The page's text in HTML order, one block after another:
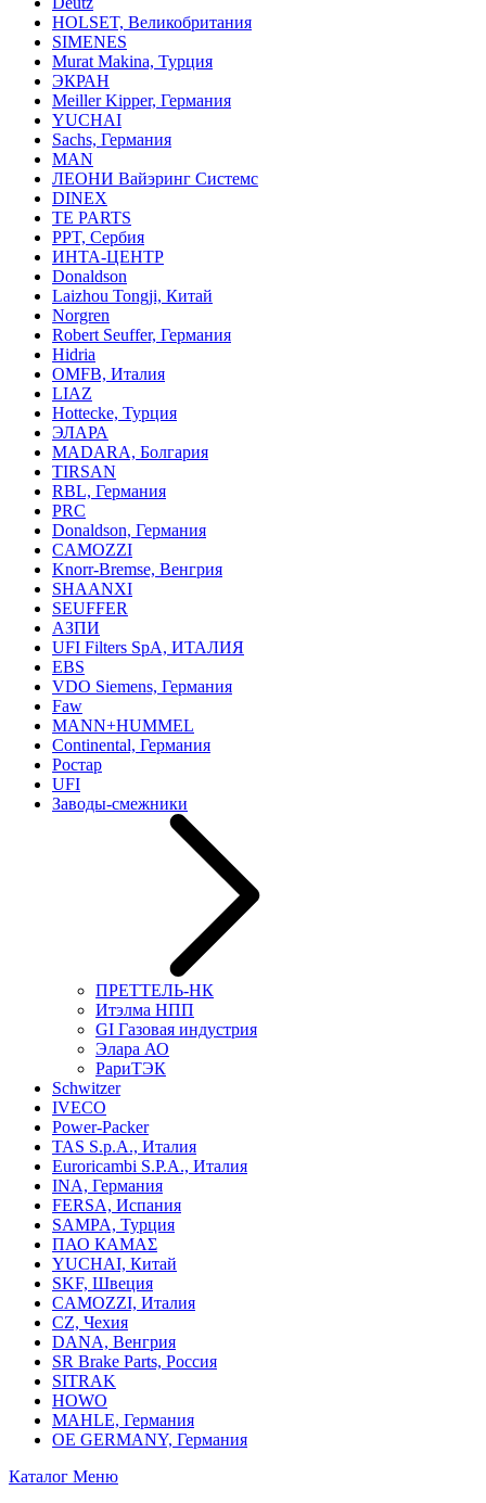
HOLSET, Великобритания
SIMENES
Murat Makina, Турция
ЭКРАН
Meiller Kipper, Германия
YUCHAI
Sachs, Германия
MAN
ЛЕОНИ Вайэринг Системс
DINEX
TE PARTS
PPT, Сербия
ИНТА-ЦЕНТР
Donaldson
Laizhou Tongji, Китай
Norgren
Robert Seuffer, Германия
Hidria
OMFB, Италия
LIAZ
Hottecke, Турция
ЭЛАРА
MADARA, Болгария
TIRSAN
RBL, Германия
PRC
Donaldson, Германия
CAMOZZI
Knorr-Bremse, Венгрия
SHAANXI
SEUFFER
АЗПИ
UFI Filters SpA, ИТАЛИЯ
EBS
VDO Siemens, Германия
Faw
MANN+HUMMEL
Continental, Германия
Ростар
UFI
Заводы-смежники
ПРЕТТЕЛЬ-НК
Итэлма НПП
GI Газовая индустрия
Элара АО
РариТЭК
Schwitzer
IVECO
Power-Packer
TAS S.p.A., Италия
Euroricambi S.P.A., Италия
INA, Германия
FERSA, Испания
SAMPA, Турция
ПАО КАМАΣ
YUCHAI, Китай
SKF, Швеция
CAMOZZI, Италия
CZ, Чехия
DANA, Венгрия
SR Brake Parts, Россия
SITRAK
HOWO
MAHLE, Германия
OE GERMANY, Германия
Каталог Меню